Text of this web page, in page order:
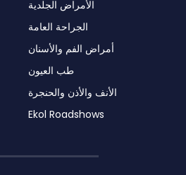
الأمراض الجلدية
الجراحة العامة
أمراض الفم والأسنان
طب العيون
الأنف والأذن والحنجرة
Ekol Roadshows